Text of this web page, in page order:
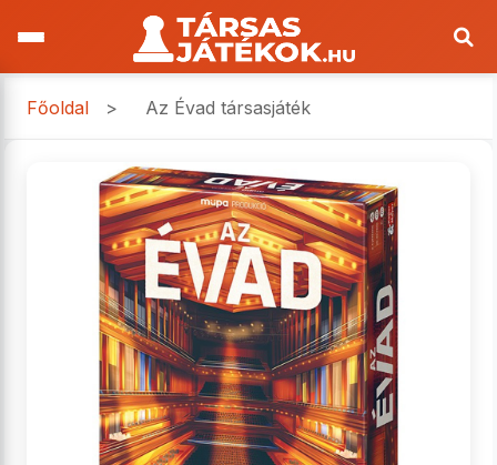
Főoldal > Az Évad társasjáték